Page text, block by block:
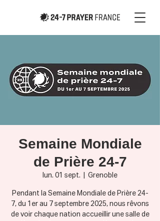
Semaine Mondiale
de Prière 24-7
lun. 01 sept. Grenoble
Pendant la Semaine Mondiale de Prière 24-
7, du 1er au 7 septembre 2025, nous rêvons
de voir chaque nation accueillir une salle de